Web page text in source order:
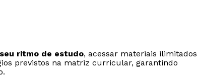
ritmo de estudo, acessar materiais ilimitados
previstos na matriz curricular, garantindo